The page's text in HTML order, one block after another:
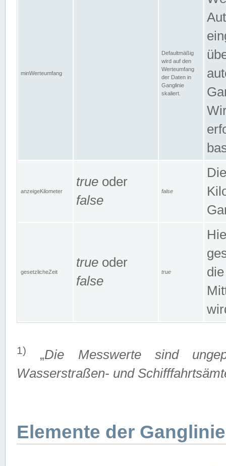
minWerteumfang
Defaultmäßig
wird auf den
Werteumfang
der Daten in
Ganglinie
skaliert.
anzeigeKilometer
true oder
false
false
gesetzlicheZeit
true oder
false
true
1) „Die Messwerte sind
Wasserstraßen- und
Elemente der